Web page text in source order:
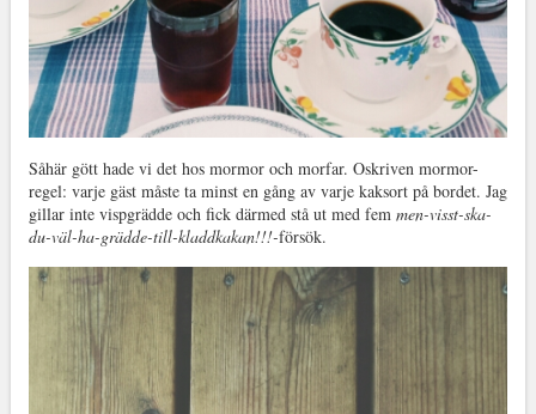
Såhär gött hade vi det hos mormor och morfar. Oskriven mormor-
regel: varje gäst måste ta minst en gång av varje kaksort på bordet. Jag
gillar inte vispgrädde och fick därmed stå ut med fem men-visst-ska-
du-väl-ha-grädde-till-kladdkakan!!!-försök.